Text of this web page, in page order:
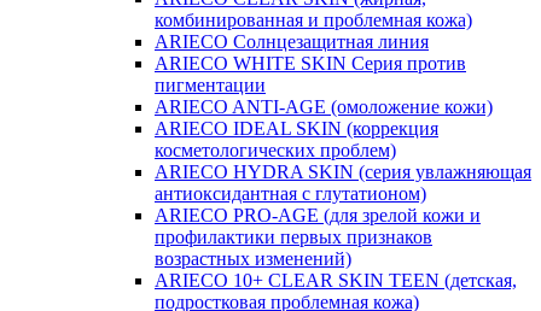
комбинированная и проблемная кожа)
ARIECO Солнцезащитная линия
ARIECO WHITE SKIN Серия против
пигментации
ARIECO ANTI-AGE (омоложение кожи)
ARIECO IDEAL SKIN (коррекция
косметологических проблем)
ARIECO HYDRA SKIN (серия увлажняющая
антиоксидантная с глутатионом)
ARIECO PRO-AGE (для зрелой кожи и
профилактики первых признаков
возрастных изменений)
ARIECO 10+ CLEAR SKIN TEEN (детская,
подростковая проблемная кожа)